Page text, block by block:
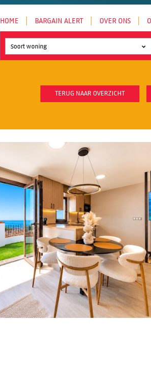
HOME BARGAIN ALERT OVER ONS
Soort woning
TERUG NAAR OVERZICHT